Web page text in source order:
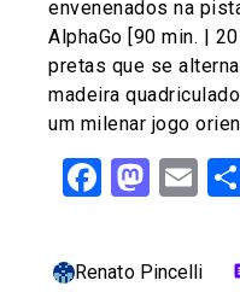
envenenados na
AlphaGo [90 min. |
pretas que se
madeira
um milenar jogo
Renato Pincelli